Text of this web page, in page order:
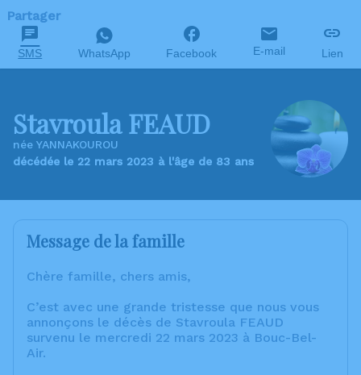
Partager
SMS WhatsApp Facebook E-mail Lien
Stavroula FEAUD
née YANNAKOUROU
décédée le 22 mars 2023 à l'âge de 83 ans
Message de la famille
Chère famille, chers amis,
C’est avec une grande tristesse que nous vous
annonçons le décès de Stavroula FEAUD
survenu le mercredi 22 mars 2023 à Bouc-Bel-
Air.